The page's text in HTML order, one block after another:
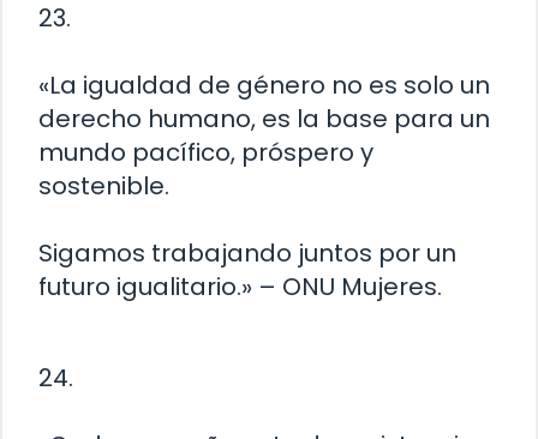
23.
«La igualdad de género no es solo un
derecho humano, es la base para un
mundo pacífico, próspero y
sostenible.
Sigamos trabajando juntos por un
futuro igualitario.» – ONU Mujeres.
24.